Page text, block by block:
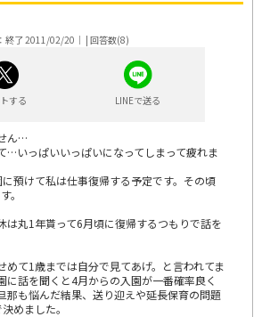
終了 2011/02/20｜ | 回答数(8)
する LINEで送る
ん…
…いっぱいいっぱいになってしまって疲れま
預けて私は仕事復帰する予定です。その頃
。
は丸1年貰って6月頃に復帰するつもりで話を
めて1歳までは自分で見てあげ。と言われてま
に話を聞くと4月からの入園が一番確率良く
那も悩んだ結果、送り迎えや延長保育の問題
めました。